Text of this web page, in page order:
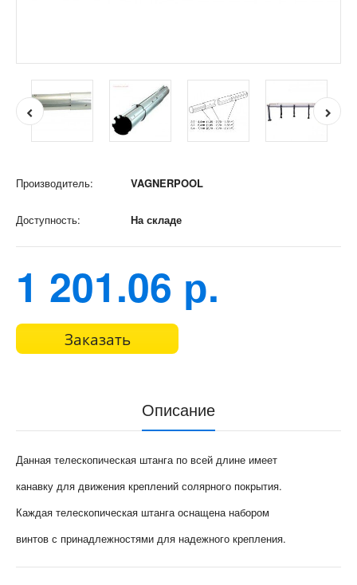
Производитель: VAGNERPOOL
Доступность: На складе
1 201.06 р.
Заказать
Описание
Данная телескопическая штанга по всей длине имеет
канавку для движения креплений солярного покрытия.
Каждая телескопическая штанга оснащена набором
винтов с принадлежностями для надежного крепления.